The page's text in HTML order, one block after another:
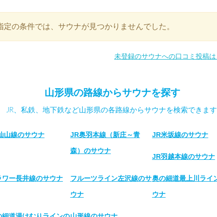
定の条件では、サウナが見つかりませんでした。
未登録のサウナへの口コミ投稿は
山形県の路線からサウナを探す
JR、私鉄、地下鉄など山形県の各路線からサウナを検索できます
山線のサウナ JR奥羽本線（新庄～青
森）のサウナ
JR米坂線のサウナ
JR羽越本線のサウナ
ワー長井線のサウナ フルーツライン左沢線のサ
ウナ
奥の細道最上川ライ
ウナ